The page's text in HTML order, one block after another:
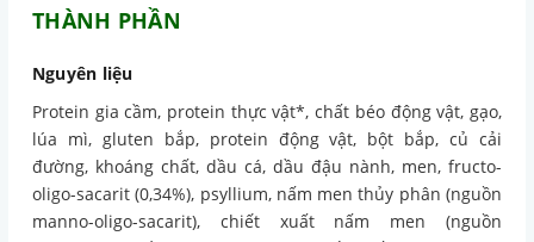
THÀNH PHẦN
Nguyên liệu
Protein gia cầm, protein thực vật*, chất béo động vật, gạo,
lúa mì, gluten bắp, protein động vật, bột bắp, củ cải
đường, khoáng chất, dầu cá, dầu đậu nành, men, fructo-
oligo-sacarit (0,34%), psyllium, nấm men thủy phân (nguồn
manno-oligo-sacarit), chiết xuất nấm men (nguồn